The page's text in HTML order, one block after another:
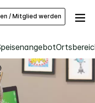
/ Mitglied werden